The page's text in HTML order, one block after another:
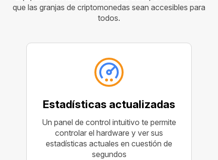
que las granjas de criptomonedas sean accesibles para
todos.
Estadísticas actualizadas
Un panel de control intuitivo te permite
controlar el hardware y ver sus
estadísticas actuales en cuestión de
segundos